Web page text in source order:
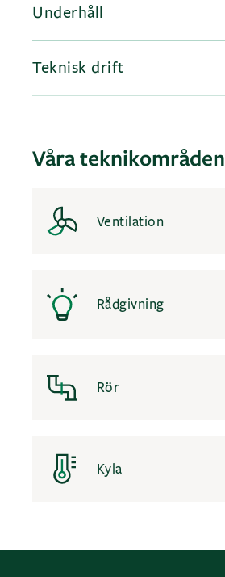
Underhåll
Teknisk drift
Våra teknikområden
Ventilation
Rådgivning
Rör
Kyla